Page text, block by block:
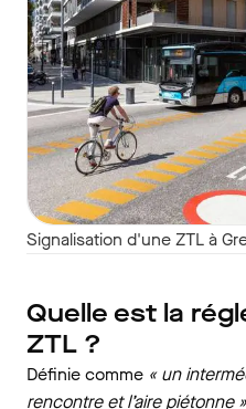
Signalisation d'une ZTL à
Quelle est la
ZTL ?
Définie comme « un
rencontre et l’aire piétonne »